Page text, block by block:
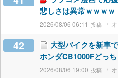
悲しさは異常ｗｗｗｗ
2026/08/06 06:11
42
大型バイクを新車
ホンダCB1000Fどっち
2026/08/06 19:00